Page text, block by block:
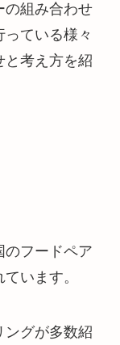
組み合わせ
ている様々
と考え方を紹
のフードペア
います。
ングが多数紹